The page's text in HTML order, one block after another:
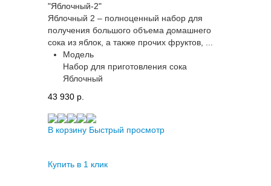
"Яблочный-2"
Яблочный 2 – полноценный набор для
получения большого объема домашнего
сока из яблок, а также прочих фруктов, ...
Модель
Набор для приготовления сока
Яблочный
43 930 p.
В корзину Быстрый просмотр
Купить в 1 клик